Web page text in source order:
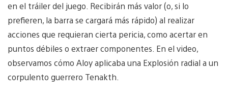
en el tráiler del juego. Recibirán más valor (o, si lo
prefieren, la barra se cargará más rápido) al realizar
acciones que requieran cierta pericia, como acertar en
puntos débiles o extraer componentes. En el video,
observamos cómo Aloy aplicaba una Explosión radial a un
corpulento guerrero Tenakth.